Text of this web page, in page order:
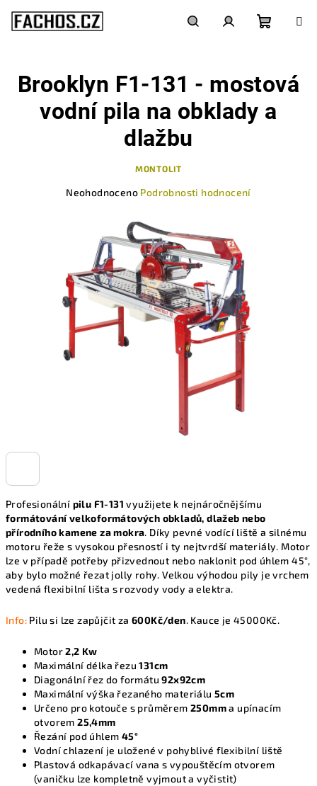
obsah
košík
Profesionální pilu F1-131 využijete k nejnáročnějšímu
formátování velkoformátových obkladů, dlažeb nebo
přírodního kamene za mokra. Díky pevné vodící liště a silnému
motoru řeže s vysokou přesností i ty nejtvrdší materiály. Motor
lze v případě potřeby přizvednout nebo naklonit pod úhlem 45°,
aby bylo možné řezat jolly rohy. Velkou výhodou pily je vrchem
vedená flexibilní lišta s rozvody vody a elektra.
Info: Pilu si lze zapůjčit za 600Kč/den. Kauce je 45000Kč.
Motor2,2 Kw
Maximální délka řezu131cm
Diagonální řez do formátu92x92cm
Maximální výška řezaného materiálu 5cm
Určeno pro kotouče s průměrem 250mma upínacím
otvorem25,4mm
Řezání pod úhlem 45°
Vodní chlazení je uložené v pohyblivé flexibilní liště
Plastová odkapávací vana s vypouštěcím otvorem
(vaničku lze kompletně vyjmout a vyčistit)
Brooklyn F1-131 - mostová
vodní pila na obklady a
dlažbu
MONTOLIT
Neohodnoceno Podrobnosti hodnocení